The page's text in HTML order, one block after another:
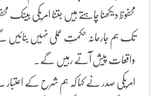
محفوظ دیکھنا چاہتے ہیں جتنا امریکی بینک
تک ہم جارحانہ حکمتِ عملی نہیں بنائیں
واقعات پیش آتے رہیں گے۔
امریکی صدر نے کہا کہ ہم شرح کے